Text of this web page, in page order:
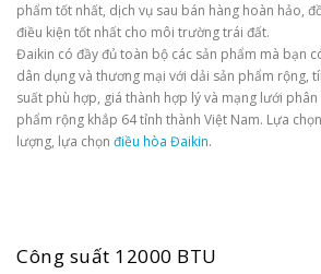
phẩm tốt nhất, dịch vụ sau bán hàng hoàn hảo,
điều kiện tốt nhất cho môi trường trái đất.
Đaikin có đầy đủ toàn bộ các sản phẩm mà bạn
dân dụng và thương mại với dải sản phẩm rộng,
suất phù hợp, giá thành hợp lý và mạng lưới
phẩm rộng khắp 64 tỉnh thành Việt Nam. Lựa
lượng, lựa chọn điều hòa Đaikin.
Công suất 12000 BTU